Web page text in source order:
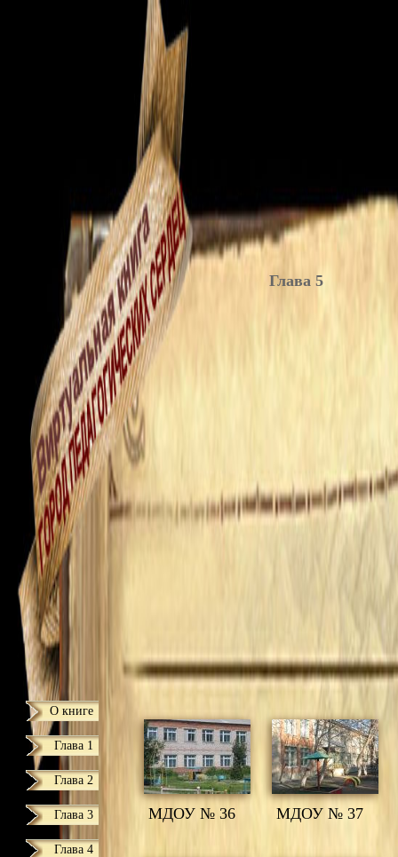
О книге
Глава 1
Глава 2
Глава 3
Глава 4
Глава 5
МДОУ № 36 МДОУ № 37